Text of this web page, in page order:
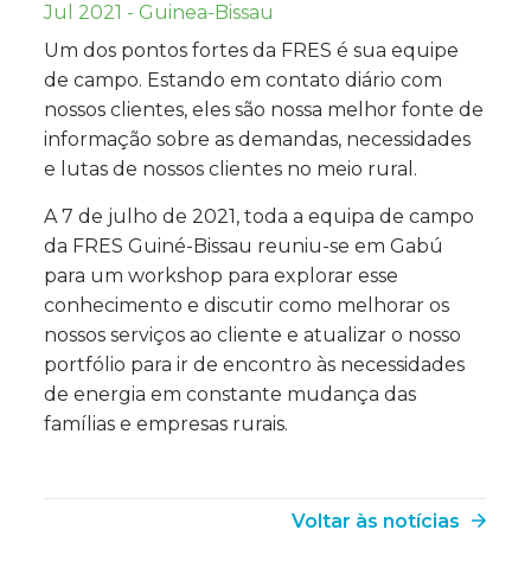
Jul 2021 - Guinea-Bissau
Um dos pontos fortes da FRES é sua equipe
de campo. Estando em contato diário com
nossos clientes, eles são nossa melhor fonte de
informação sobre as demandas, necessidades
e lutas de nossos clientes no meio rural.
A 7 de julho de 2021, toda a equipa de campo
da FRES Guiné-Bissau reuniu-se em Gabú
para um workshop para explorar esse
conhecimento e discutir como melhorar os
nossos serviços ao cliente e atualizar o nosso
portfólio para ir de encontro às necessidades
de energia em constante mudança das
famílias e empresas rurais.
Voltar às notícias